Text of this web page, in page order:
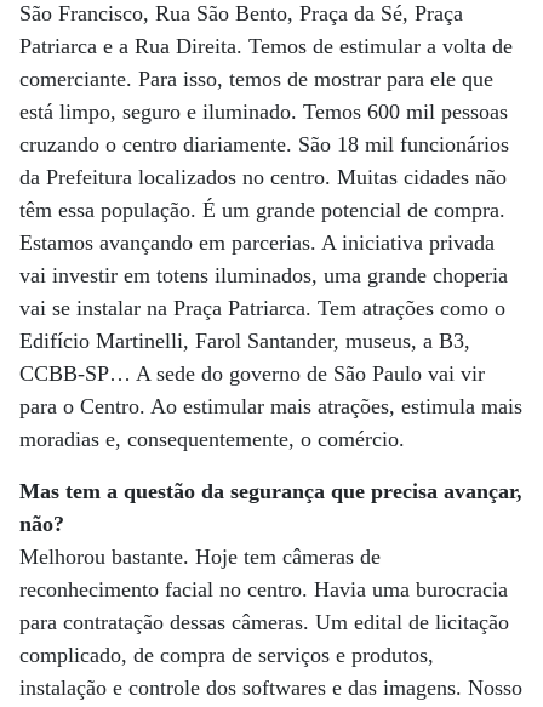
São Francisco, Rua São Bento, Praça da Sé, Praça
Patriarca e a Rua Direita. Temos de estimular a volta de
comerciante. Para isso, temos de mostrar para ele que
está limpo, seguro e iluminado. Temos 600 mil pessoas
cruzando o centro diariamente. São 18 mil funcionários
da Prefeitura localizados no centro. Muitas cidades não
têm essa população. É um grande potencial de compra.
Estamos avançando em parcerias. A iniciativa privada
vai investir em totens iluminados, uma grande choperia
vai se instalar na Praça Patriarca. Tem atrações como o
Edifício Martinelli, Farol Santander, museus, a B3,
CCBB-SP… A sede do governo de São Paulo vai vir
para o Centro. Ao estimular mais atrações, estimula mais
moradias e, consequentemente, o comércio.
Mas tem a questão da segurança que precisa avançar,
não?
Melhorou bastante. Hoje tem câmeras de
reconhecimento facial no centro. Havia uma burocracia
para contratação dessas câmeras. Um edital de licitação
complicado, de compra de serviços e produtos,
instalação e controle dos softwares e das imagens. Nosso